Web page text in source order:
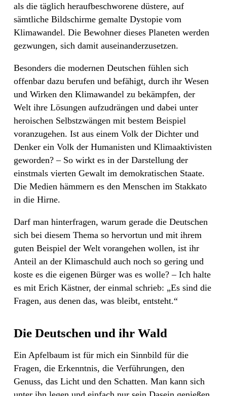
als die täglich heraufbeschworene düstere, auf
sämtliche Bildschirme gemalte Dystopie vom
Klimawandel. Die Bewohner dieses Planeten werden
gezwungen, sich damit auseinanderzusetzen.
Besonders die modernen Deutschen fühlen sich
offenbar dazu berufen und befähigt, durch ihr Wesen
und Wirken den Klimawandel zu bekämpfen, der
Welt ihre Lösungen aufzudrängen und dabei unter
heroischen Selbstzwängen mit bestem Beispiel
voranzugehen. Ist aus einem Volk der Dichter und
Denker ein Volk der Humanisten und Klimaaktivisten
geworden? – So wirkt es in der Darstellung der
einstmals vierten Gewalt im demokratischen Staate.
Die Medien hämmern es den Menschen im Stakkato
in die Hirne.
Darf man hinterfragen, warum gerade die Deutschen
sich bei diesem Thema so hervortun und mit ihrem
guten Beispiel der Welt vorangehen wollen, ist ihr
Anteil an der Klimaschuld auch noch so gering und
koste es die eigenen Bürger was es wolle? – Ich halte
es mit Erich Kästner, der einmal schrieb: „Es sind die
Fragen, aus denen das, was bleibt, entsteht.“
Die Deutschen und ihr Wald
Ein Apfelbaum ist für mich ein Sinnbild für die
Fragen, die Erkenntnis, die Verführungen, den
Genuss, das Licht und den Schatten. Man kann sich